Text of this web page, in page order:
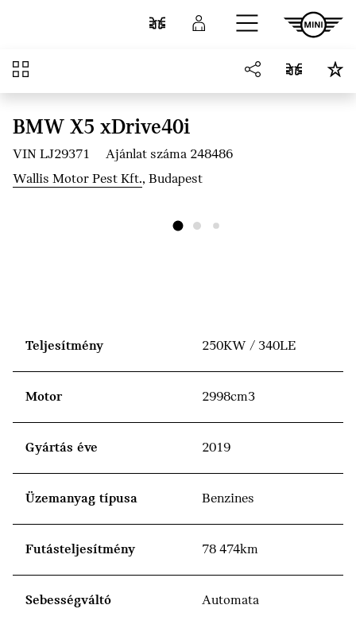
ÖsszehasonlításBejelentkezés
Áttekintés
BMW X5 xDrive40i
VIN LJ29371
Ajánlat száma 248486
Wallis Motor Pest Kft., Budapest
Teljesítmény 250KW / 340LE
Motor 2998cm3
Gyártás éve 2019
Üzemanyag típusa Benzines
Futásteljesítmény 78 474km
Sebességváltó Automata